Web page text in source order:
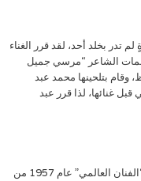
لم تدر بخلد أحد، لقد قرر الغناء
كلمات الشاعر “مرسي جميل
وقام بتلحينها محمد عبد
قبل غنائها، لذا قرر عبد
تم تكريم عبد الوهاب عدة مرات، منها منحه لقب “الفنان العالمي” عام 1957 من